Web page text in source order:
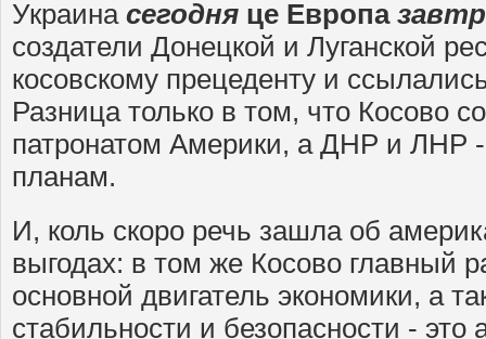
Украина сегодня це Европа
создатели Донецкой и Луганской
косовскому прецеденту и
Разница только в том, что Косово
патронатом Америки, а ДНР и ЛНР
планам.
И, коль скоро речь зашла об
выгодах: в том же Косово главный
основной двигатель экономики, а
стабильности и безопасности - это